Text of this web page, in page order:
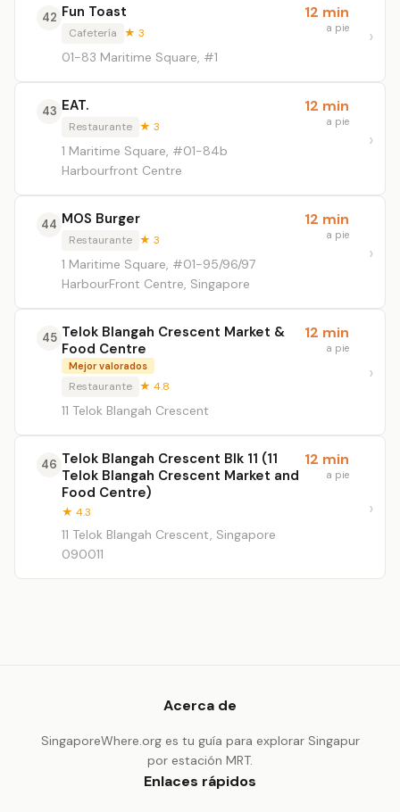
42 Fun Toast
Cafetería ★ 3
01-83 Maritime Square, #1
12 min
a pie
43 EAT.
Restaurante ★ 3
1 Maritime Square, #01-84b
Harbourfront Centre
12 min
a pie
44 MOS Burger
Restaurante ★ 3
1 Maritime Square, #01-95/96/97
HarbourFront Centre, Singapore
12 min
a pie
45 Telok Blangah Crescent Market &
Food Centre
Mejor valorados
Restaurante ★ 4.8
11 Telok Blangah Crescent
12 min
a pie
46 Telok Blangah Crescent Blk 11 (11
Telok Blangah Crescent Market and
Food Centre)
★ 4.3
11 Telok Blangah Crescent, Singapore
090011
12 min
a pie
Acerca de
SingaporeWhere.org es tu guía para explorar Singapur
por estación MRT.
Enlaces rápidos